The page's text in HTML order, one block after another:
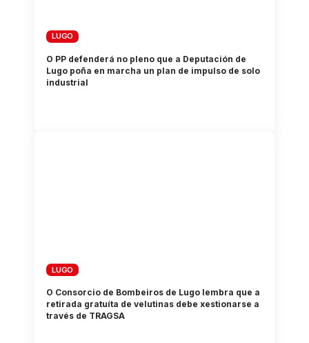
LUGO
O PP defenderá no pleno que a Deputación de
Lugo poña en marcha un plan de impulso de solo
industrial
LUGO
O Consorcio de Bombeiros de Lugo lembra que a
retirada gratuíta de velutinas debe xestionarse a
través de TRAGSA